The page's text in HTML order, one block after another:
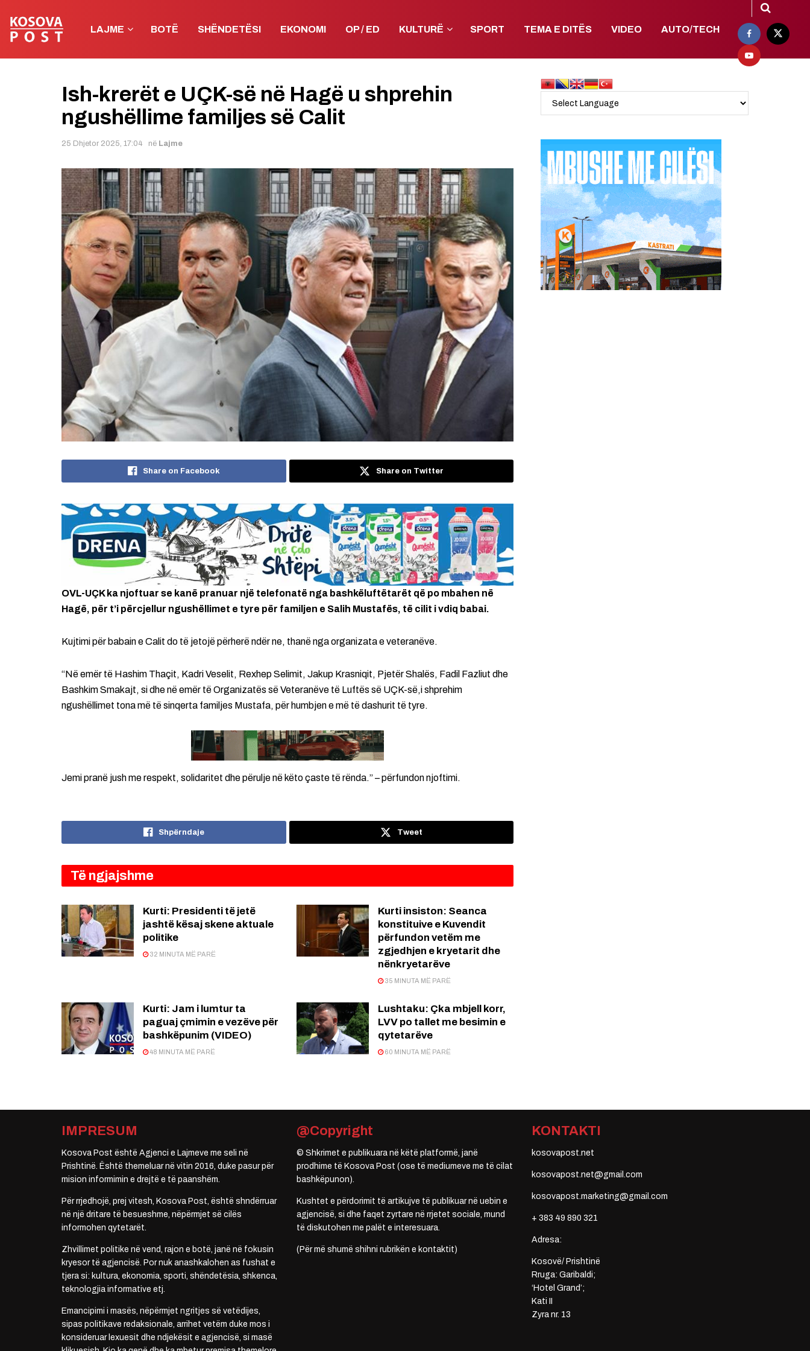
LAJME BOTË SHËNDETËSI EKONOMI OP / ED KULTURË SPORT TEMA E DITËS VIDEO AUTO/TECH
Ish-krerët e UÇK-së në Hagë u shprehin
ngushëllime familjes së Calit
25 Dhjetor 2025, 17:04 në Lajme
Share on Facebook Share on Twitter
OVL-UÇK ka njoftuar se kanë pranuar një telefonatë nga bashkëluftëtarët që po mbahen në
Hagë, për t’i përcjellur ngushëllimet e tyre për familjen e Salih Mustafës, të cilit i vdiq babai.
Kujtimi për babain e Calit do të jetojë përherë ndër ne, thanë nga organizata e veteranëve.
“Në emër të Hashim Thaçit, Kadri Veselit, Rexhep Selimit, Jakup Krasniqit, Pjetër Shalës, Fadil Fazliut dhe
Bashkim Smakajt, si dhe në emër të Organizatës së Veteranëve të Luftës së UÇK-së,i shprehim
ngushëllimet tona më të sinqerta familjes Mustafa, për humbjen e më të dashurit të tyre.
Jemi pranë jush me respekt, solidaritet dhe përulje në këto çaste të rënda.” – përfundon njoftimi.
Shpërndaje Tweet
Të ngjajshme
Kurti: Presidenti të jetë
jashtë kësaj skene aktuale
politike
32 MINUTA MË PARË
Kurti insiston: Seanca
konstituive e Kuvendit
përfundon vetëm me
zgjedhjen e kryetarit dhe
nënkryetarëve
35 MINUTA MË PARË
Kurti: Jam i lumtur ta
paguaj çmimin e vezëve për
bashkëpunim (VIDEO)
48 MINUTA MË PARË
Lushtaku: Çka mbjell korr,
LVV po tallet me besimin e
qytetarëve
60 MINUTA MË PARË
IMPRESUM
Kosova Post është Agjenci e Lajmeve me seli në
Prishtinë. Është themeluar në vitin 2016, duke pasur për
mision informimin e drejtë e të paanshëm.
Për rrjedhojë, prej vitesh, Kosova Post, është shndërruar
në një dritare të besueshme, nëpërmjet së cilës
informohen qytetarët.
Zhvillimet politike në vend, rajon e botë, janë në fokusin
kryesor të agjencisë. Por nuk anashkalohen as fushat e
tjera si: kultura, ekonomia, sporti, shëndetësia, shkenca,
teknologjia informative etj.
Emancipimi i masës, nëpërmjet ngritjes së vetëdijes,
sipas politikave redaksionale, arrihet vetëm duke mos i
konsideruar lexuesit dhe ndjekësit e agjencisë, si masë
@Copyright
© Shkrimet e publikuara në këtë platformë, janë
prodhime të Kosova Post (ose të mediumeve me të cilat
bashkëpunon).
Kushtet e përdorimit të artikujve të publikuar në uebin e
agjencisë, si dhe faqet zyrtare në rrjetet sociale, mund
të diskutohen me palët e interesuara.
(Për më shumë shihni rubrikën e kontaktit)
KONTAKTI
kosovapost.net
kosovapost.net@gmail.com
kosovapost.marketing@gmail.com
+ 383 49 890 321
Adresa:
Kosovë/ Prishtinë
Rruga: Garibaldi;
‘Hotel Grand’;
Kati II
Zyra nr. 13